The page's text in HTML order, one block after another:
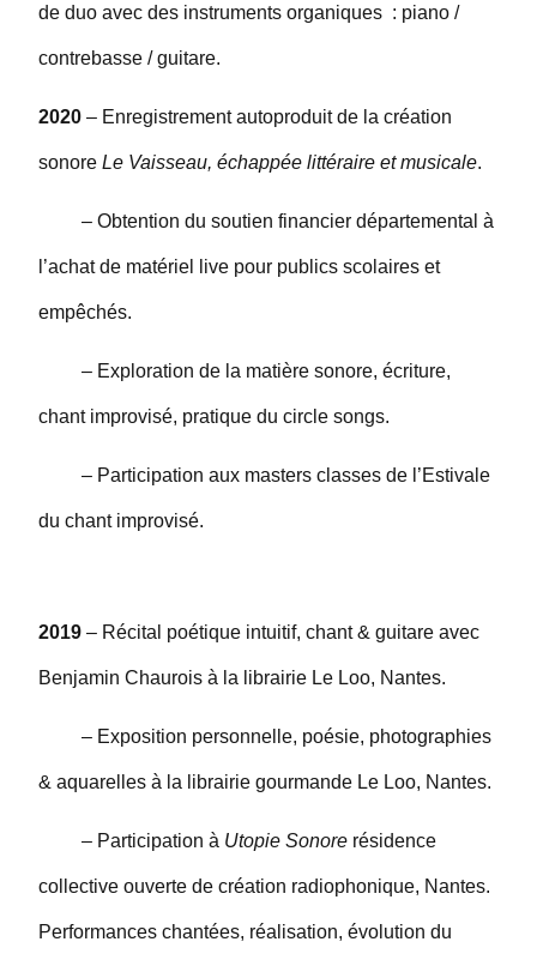
de duo avec des instruments organiques : piano /
contrebasse / guitare.
2020 – Enregistrement autoproduit de la création
sonore Le Vaisseau, échappée littéraire et musicale.
– Obtention du soutien financier départemental à
l’achat de matériel live pour publics scolaires et
empêchés.
– Exploration de la matière sonore, écriture,
chant improvisé, pratique du circle songs.
– Participation aux masters classes de l’Estivale
du chant improvisé.
2019 – Récital poétique intuitif, chant & guitare avec
Benjamin Chaurois à la librairie Le Loo, Nantes.
– Exposition personnelle, poésie, photographies
& aquarelles à la librairie gourmande Le Loo, Nantes.
– Participation à Utopie Sonore résidence
collective ouverte de création radiophonique, Nantes.
Performances chantées, réalisation, évolution du